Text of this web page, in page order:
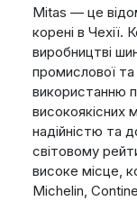
Mitas — це
корені в Чехії.
виробництві
промислової та
використанню
високоякісних
надійністю та
світовому
високе місце,
Michelin,